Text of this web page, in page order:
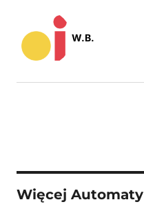
W.B.
Więcej Automaty